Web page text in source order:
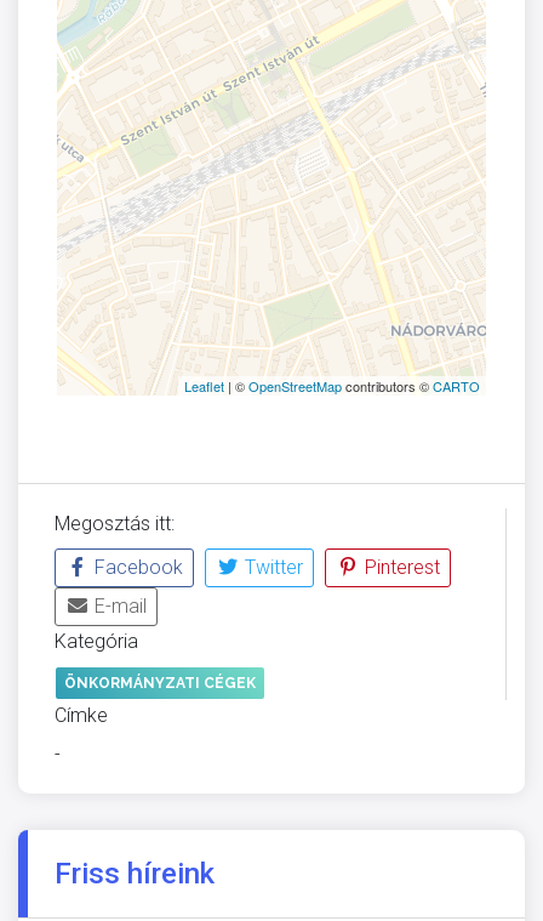
Leaflet | ©OpenStreetMapcontributors ©CARTO
Megosztás itt:
Facebook
Twitter
Pinterest
E-mail
Kategória
ÖNKORMÁNYZATI CÉGEK
Címke
-
Friss híreink